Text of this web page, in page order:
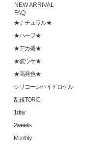
NEW ARRIVAL
FAQ
★ナチュラル★
★ハーフ★
★デカ盛★
★彼ウケ★
★高発色★
シリコーンハイドロゲル
乱視TORIC
1day
2weeks
Monthly